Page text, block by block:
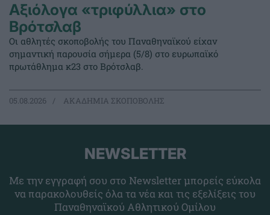
Αξιόλογα «τριφύλλια» στο
Βρότσλαβ
Οι αθλητές σκοποβολής του Παναθηναϊκού είχαν
σημαντική παρουσία σήμερα (5/8) στο ευρωπαϊκό
πρωτάθλημα κ23 στο Βρότσλαβ.
05.08.2026 ΑΚΑΔΗΜΙΑ ΣΚΟΠΟΒΟΛΗΣ
NEWSLETTER
Με την εγγραφή σου στο Newsletter μπορείς εύκολα
να παρακολουθείς όλα τα νέα και τις εξελίξεις του
Παναθηναϊκού Αθλητικού Ομίλου